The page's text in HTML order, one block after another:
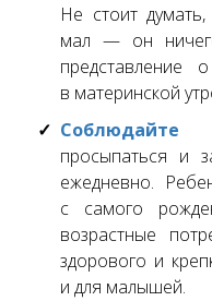
Не стоит
мал — он
в материнской
просыпаться и
ежедневно.
с самого
возрастные
здорового и
и для малышей.